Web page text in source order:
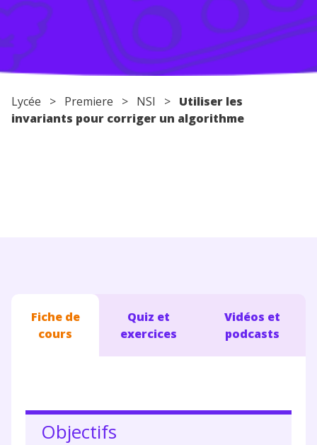
Conseils pour les parents
Lycée > Premiere > NSI > Utiliser les
invariants pour corriger un algorithme
Fiche de
cours
Quiz et
exercices
Vidéos et
podcasts
Objectifs